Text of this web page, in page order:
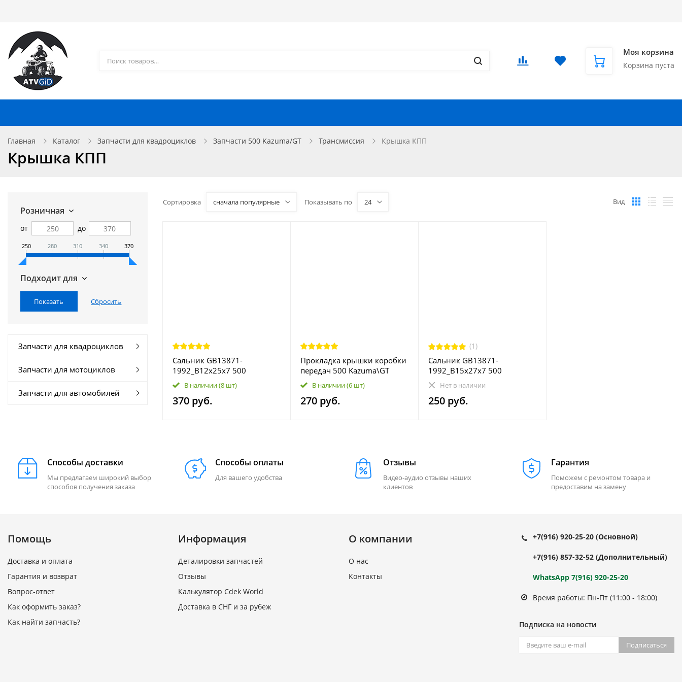
Моя корзина
Корзина пуста
Главная Каталог Запчасти для квадроциклов Запчасти 500 Kazuma/GT Трансмиссия Крышка КПП
Крышка КПП
Розничная
от до
250 280 310 340 370
Подходит для
Запчасти для квадроциклов
Запчасти для мотоциклов
Запчасти для автомобилей
Сортировка сначала популярные Показывать по 24 Вид
Сальник GB13871-
1992_B12x25x7 500
Kazuma\GT LU017570
В наличии(8 шт)
370 руб.
Прокладка крышки коробки
передач 500 Kazuma\GT
192MR-1000003 LU018267
В наличии(6 шт)
270 руб.
(1)
Сальник GB13871-
1992_B15x27x7 500
Kazuma\GT
Нет в наличии
250 руб.
Способы доставки
Мы предлагаем широкий выбор
способов получения заказа
Способы оплаты
Для вашего удобства
Отзывы
Видео-аудио отзывы наших
клиентов
Гарантия
Поможем с ремонтом товара и
предоставим на замену
Помощь
Доставка и оплата
Гарантия и возврат
Вопрос-ответ
Как оформить заказ?
Как найти запчасть?
Информация
Деталировки запчастей
Отзывы
Калькулятор Cdek World
Доставка в СНГ и за рубеж
О компании
О нас
Контакты
+7(916) 920-25-20 (Основной)
+7(916) 857-32-52 (Дополнительный)
WhatsApp 7(916) 920-25-20
Время работы: Пн-Пт (11:00 - 18:00)
Подписка на новости
Подписаться